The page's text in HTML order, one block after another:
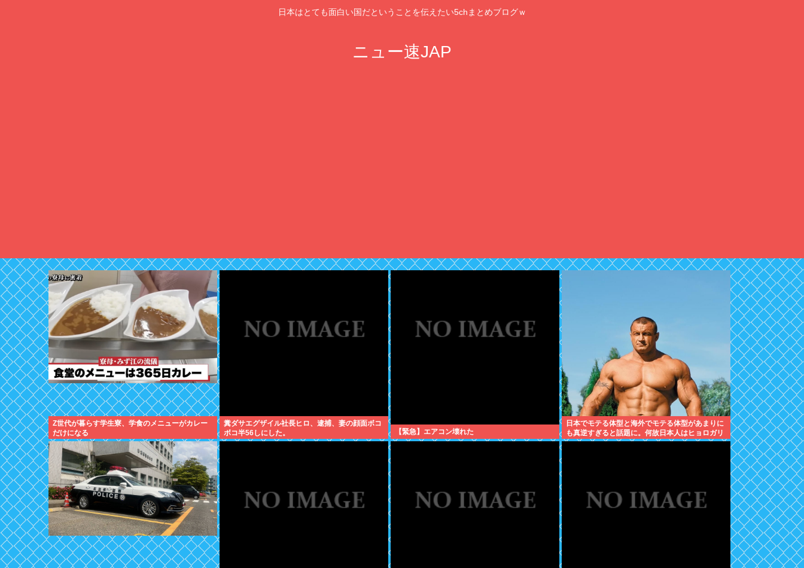
日本はとても面白い国だということを伝えたい5chまとめブログｗ
ニュー速JAP
Z世代が暮らす学生寮、学食のメニューがカレー
だけになる
糞ダサエグザイル社長ヒロ、逮捕、妻の顔面ボコ
ボコ半56しにした。
【緊急】エアコン壊れた
日本でモテる体型と海外でモテる体型があまりに
も真逆すぎると話題に。何故日本人はヒョロガリ
を好むのか。